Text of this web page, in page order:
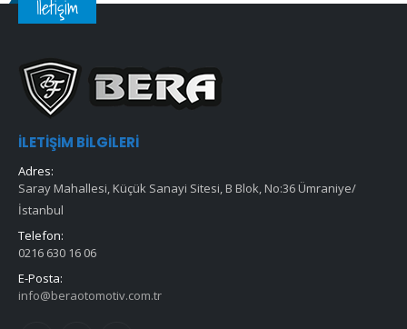
İletişim
İLETIŞIM BILGILERI
Adres:
Saray Mahallesi, Küçük Sanayi Sitesi, B Blok, No:36 Ümraniye/
İstanbul
Telefon:
0216 630 16 06
E-Posta:
info@beraotomotiv.com.tr